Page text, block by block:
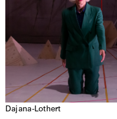
Dajana-Lothert